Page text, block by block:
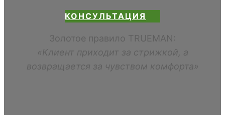
КОНСУЛЬТАЦИЯ
Золотое правило TRUEMAN:
«Клиент приходит за стрижкой, а
возвращается за чувством комфорта»